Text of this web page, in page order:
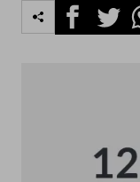
FacebookTwitter